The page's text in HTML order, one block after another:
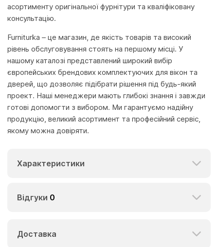
асортименту оригінальної фурнітури та кваліфіковану
консультацію.
Furniturka – це магазин, де якість товарів та високий
рівень обслуговування стоять на першому місці. У
нашому каталозі представлений широкий вибір
європейських брендових комплектуючих для вікон та
дверей, що дозволяє підібрати рішення під будь-який
проект. Наші менеджери мають глибокі знання і завжди
готові допомогти з вибором. Ми гарантуємо надійну
продукцію, великий асортимент та професійний сервіс,
якому можна довіряти.
Характеристики
Відгуки 0
Доставка